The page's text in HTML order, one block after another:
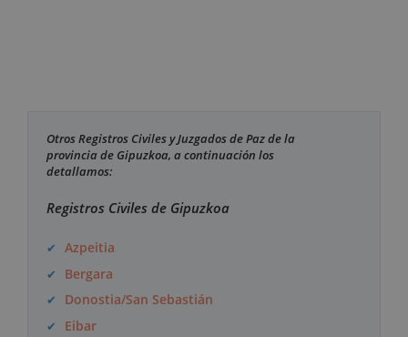
Otros Registros Civiles y Juzgados de Paz de la
provincia de Gipuzkoa, a continuación los
detallamos:
Registros Civiles de Gipuzkoa
Azpeitia
Bergara
Donostia/San Sebastián
Eibar